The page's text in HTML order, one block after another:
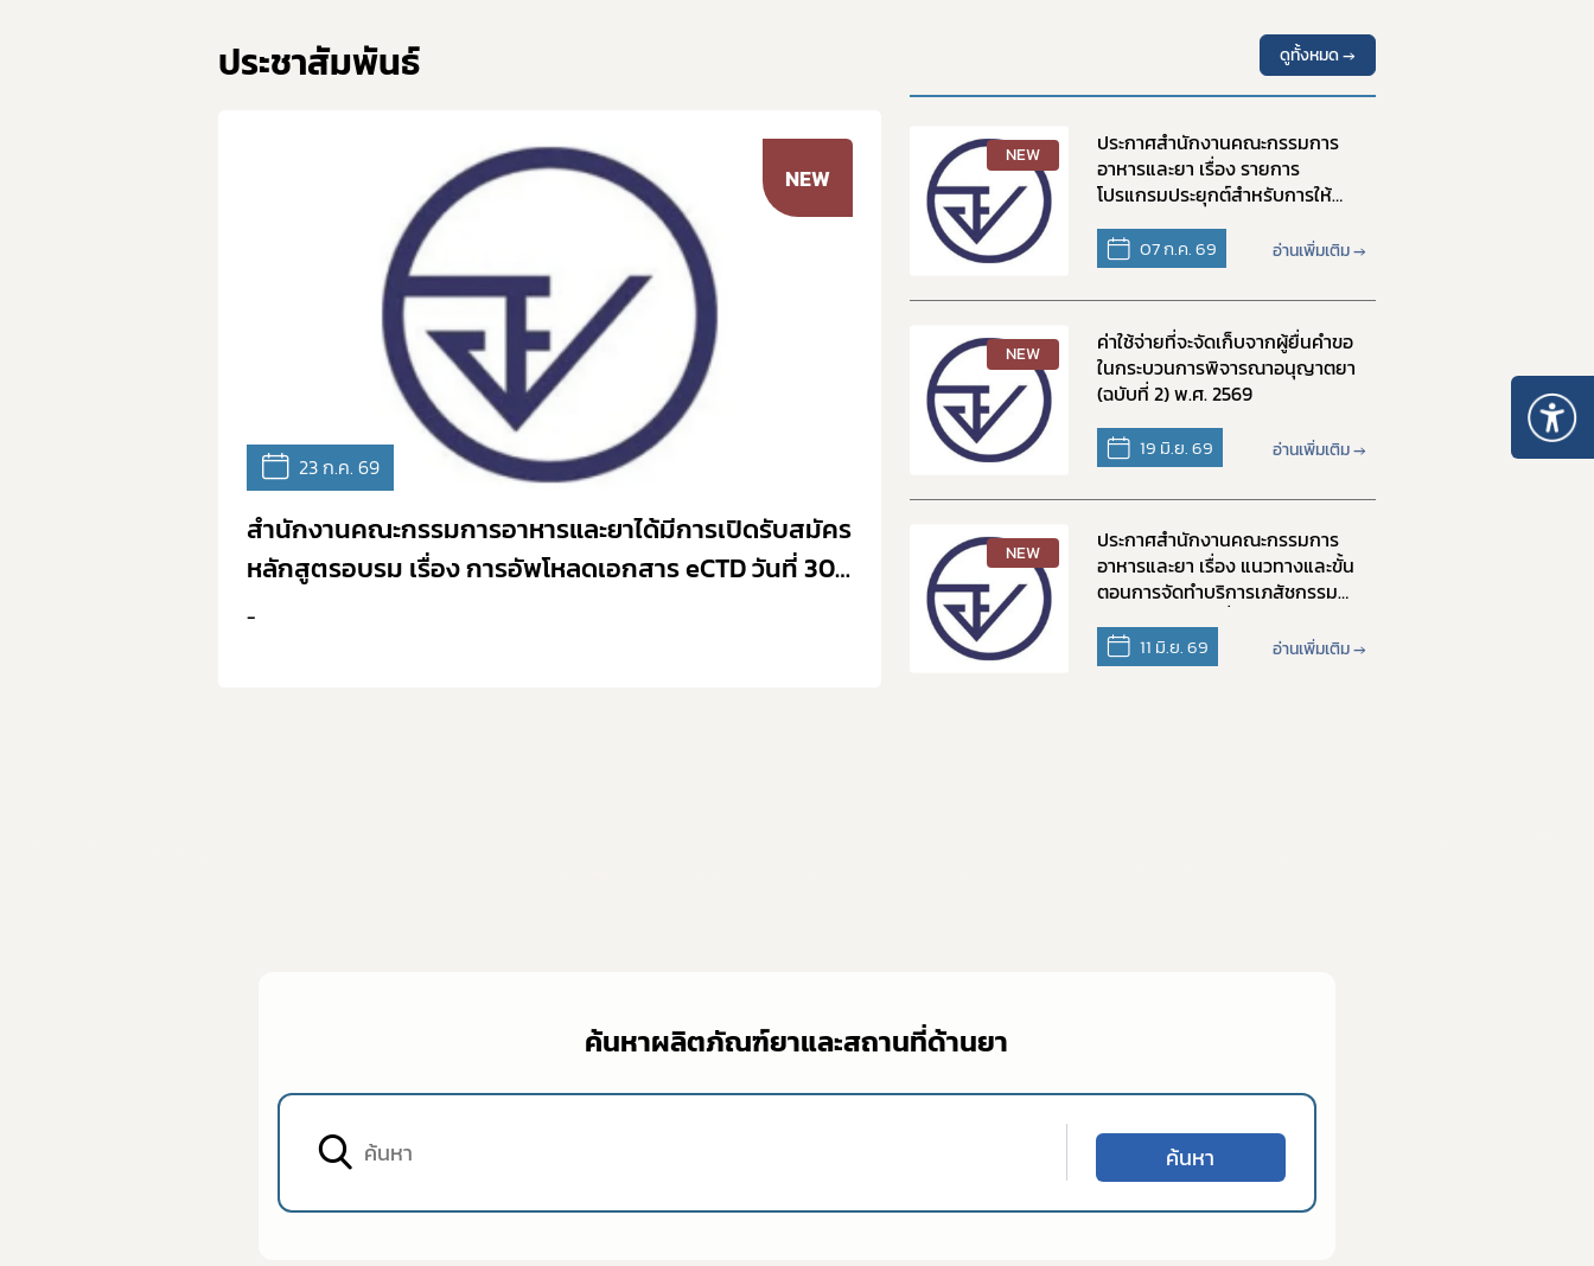
ประชาสัมพันธ์
NEW
23 ก.ค. 69
สำนักงานคณะกรรมการอาหารและยาได้มีการเปิดรับสมัคร
หลักสูตรอบรม เรื่อง การอัพโหลดเอกสาร eCTD วันที่ 30
กันยายน 2569
-
ดูทั้งหมด →
NEW
ประกาศสำนักงานคณะกรรมการ
อาหารและยา เรื่อง รายการ
โปรแกรมประยุกต์สำหรับการให้
(Telepharmacy) พ.ศ. 2569
07 ก.ค. 69 อ่านเพิ่มเติม →
NEW
ค่าใช้จ่ายที่จะจัดเก็บจากผู้ยื่นคำขอ
ในกระบวนการพิจารณาอนุญาตยา
(ฉบับที่ 2) พ.ศ. 2569
19 มิ.ย. 69 อ่านเพิ่มเติม →
NEW
ประกาศสำนักงานคณะกรรมการ
อาหารและยา เรื่อง แนวทางและขั้น
ตอนการจัดทำบริการเภสัชกรรม
ปัจจุบัน พ.ศ.2569
11 มิ.ย. 69 อ่านเพิ่มเติม →
ค้นหาผลิตภัณฑ์ยาและสถานที่ด้านยา